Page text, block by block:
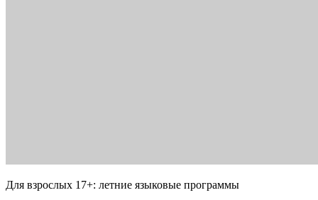
Для взрослых 17+: летние языковые программы